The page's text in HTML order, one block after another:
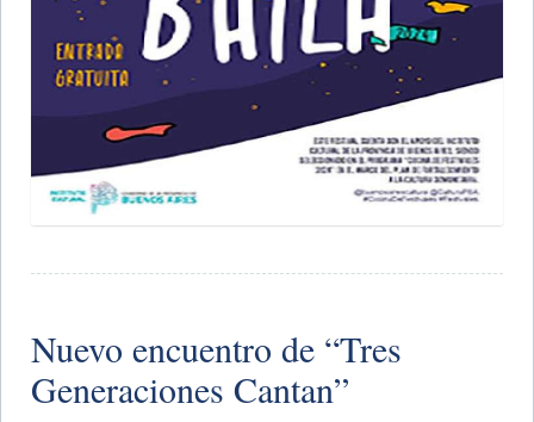
Nuevo encuentro de “Tres
Generaciones Cantan”